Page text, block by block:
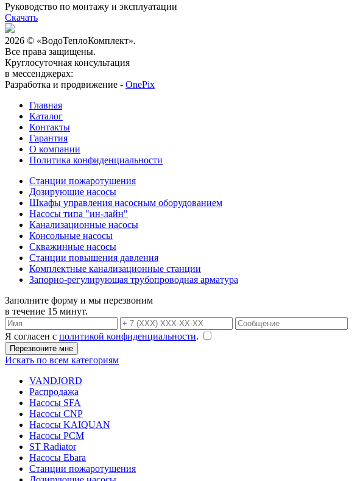
Руководство по монтажу и эксплуатации
Скачать
2026 © «ВодоТеплоКомплект».
Все права защищены.
Круглосуточная консультация
в мессенджерах:
Разработка и продвижение - OnePix
Главная
Каталог
Контакты
Гарантия
О компании
Политика конфиденциальности
Станции пожаротушения
Дозирующие насосы
Шкафы управления насосным оборудованием
Насосы типа "ин-лайн"
Канализационные насосы
Консольные насосы
Скважинные насосы
Станции повышения давления
Комплектные канализационные станции
Запорно-регулирующая трубопроводная арматура
Заполните форму и мы перезвоним
в течение 15 минут.
Я согласен с политикой конфиденциальности.
Искать по всем категориям
VANDJORD
Распродажа
Насосы SFA
Насосы CNP
Насосы KAIQUAN
Насосы PCM
ST Radiator
Насосы Ebara
Станции пожаротушения